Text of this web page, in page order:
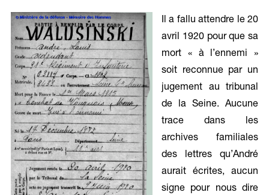
Il a fallu attendre le 20
avril 1920 pour que sa
mort « à l’ennemi »
soit reconnue par un
jugement au tribunal
de la Seine. Aucune
trace dans les
archives familiales
des lettres qu’André
aurait écrites, aucun
signe pour nous dire